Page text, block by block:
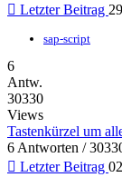
Letzter Beitrag
sap-script
6
Antw.
30330
Views
Tastenkürzel um
6 Antworten /
Letzter Beitrag